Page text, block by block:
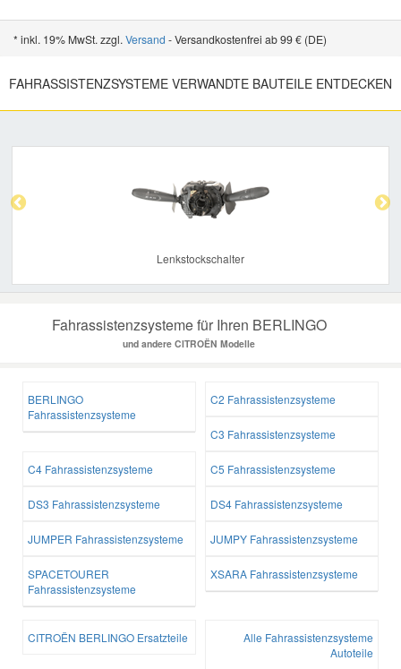
* inkl. 19% MwSt. zzgl. Versand - Versandkostenfrei ab 99 € (DE)
FAHRASSISTENZSYSTEME VERWANDTE BAUTEILE ENTDECKEN
Lenkstockschalter
Fahrassistenzsysteme für Ihren BERLINGO
und andere CITROËN Modelle
BERLINGO
Fahrassistenzsysteme
C2 Fahrassistenzsysteme
C3 Fahrassistenzsysteme
C4 Fahrassistenzsysteme C5 Fahrassistenzsysteme
DS3 Fahrassistenzsysteme DS4 Fahrassistenzsysteme
JUMPER Fahrassistenzsysteme JUMPY Fahrassistenzsysteme
SPACETOURER
Fahrassistenzsysteme
XSARA Fahrassistenzsysteme
CITROËN BERLINGO Ersatzteile
Alle Fahrassistenzsysteme
Autoteile